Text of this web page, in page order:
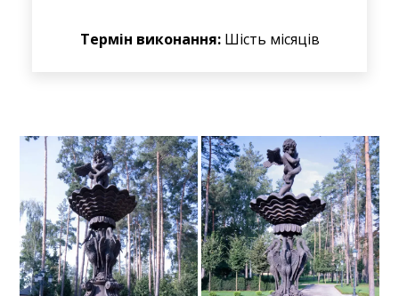
Термін виконання:Шість місяців